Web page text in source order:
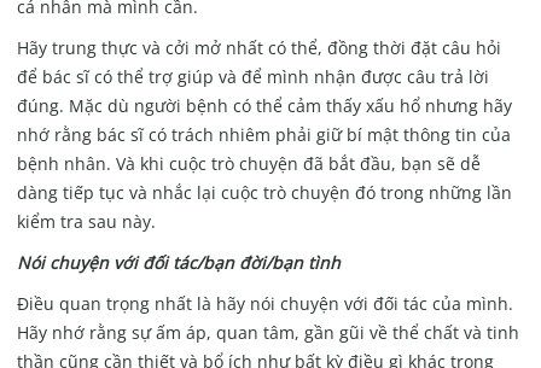
cá nhân mà mình cần.
Hãy trung thực và cởi mở nhất có thể, đồng thời đặt câu hỏi
để bác sĩ có thể trợ giúp và để mình nhận được câu trả lời
đúng. Mặc dù người bệnh có thể cảm thấy xấu hổ nhưng hãy
nhớ rằng bác sĩ có trách nhiêm phải giữ bí mật thông tin của
bệnh nhân. Và khi cuộc trò chuyện đã bắt đầu, bạn sẽ dễ
dàng tiếp tục và nhắc lại cuộc trò chuyện đó trong những lần
kiểm tra sau này.
Nói chuyện với đối tác/bạn đời/bạn tình
Điều quan trọng nhất là hãy nói chuyện với đối tác của mình.
Hãy nhớ rằng sự ấm áp, quan tâm, gần gũi về thể chất và tinh
thần cũng cần thiết và bổ ích như bất kỳ điều gì khác trong